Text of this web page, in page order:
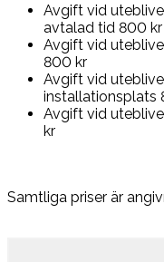
Avgift vid
avtalad tid 800 kr
Avgift vid
800 kr
Avgift vid
installationsplats
Avgift vid
kr
Samtliga priser är